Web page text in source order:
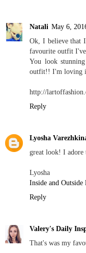
Natali May 6,
Ok, I believe that
favourite outfit
You look
outfit!! I'm loving
http://
Reply
Lyosha
great look! I adore
Lyosha
Inside and Outside
Reply
Valery's Daily
That's was my